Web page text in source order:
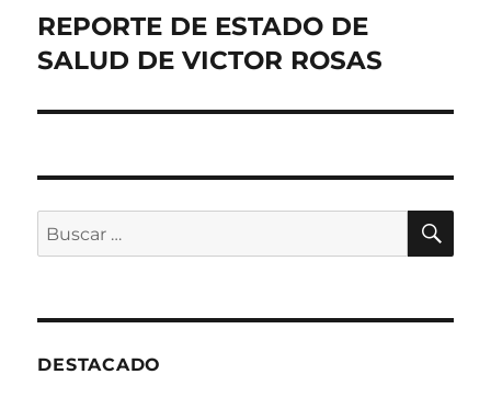
Entrada
siguiente:
REPORTE DE ESTADO DE
SALUD DE VICTOR ROSAS
Buscar
por:
DESTACADO